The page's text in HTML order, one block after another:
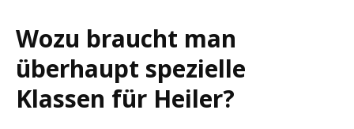
Wozu braucht man
überhaupt spezielle
Klassen für Heiler?